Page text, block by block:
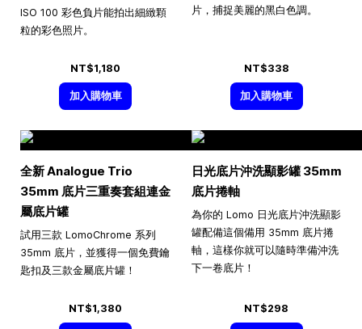
ISO 100 彩色負片能拍出細緻顆
粒的彩色照片。
NT$1,180
加入購物車
片，捕捉美麗的黑白色調。
NT$338
加入購物車
全新 Analogue Trio
35mm 底片三重奏套組連金
屬底片罐
試用三款 LomoChrome 系列
35mm 底片，並獲得一個免費鑰
匙扣及三款金屬底片罐！
NT$1,380
日光底片沖洗顯影罐 35mm
底片捲軸
為你的 Lomo 日光底片沖洗顯影
罐配備這個備用 35mm 底片捲
軸，這樣你就可以隨時準備沖洗
下一卷底片！
NT$298